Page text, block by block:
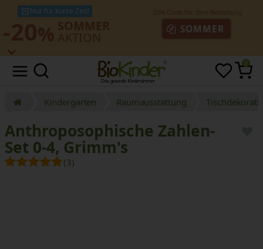
Nur für kurze Zeit!
SOMMER
0
Kindergarten Raumausstattung
Anthroposophische Zahlen-
Set 0-4, Grimm's
(3)